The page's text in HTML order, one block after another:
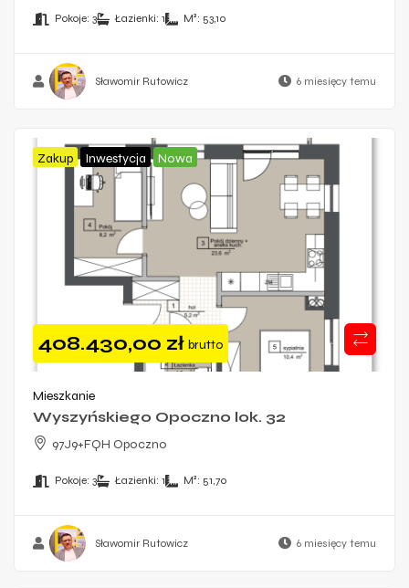
Pokoje: 3 Łazienki: 1 M²: 53,10
Sławomir Rutowicz 6 miesięcy temu
Zakup Inwestycja Nowa
408.430,00 zł brutto
Mieszkanie
Wyszyńskiego Opoczno lok. 32
97J9+FQH Opoczno
Pokoje: 3 Łazienki: 1 M²: 51,70
Sławomir Rutowicz 6 miesięcy temu